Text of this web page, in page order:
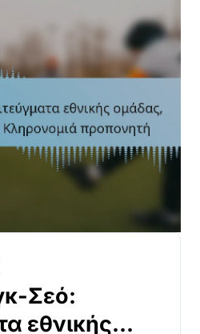
Σεό:
εθνικής